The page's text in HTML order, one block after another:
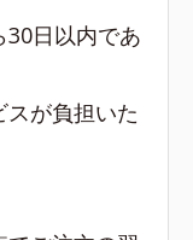
30日以内であ
が負担いた